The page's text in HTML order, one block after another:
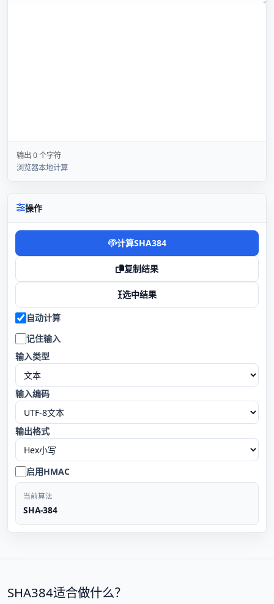
操作
计算SHA384
复制结果
选中结果
自动计算
记住输入
输入类型
输入编码
输出格式
启用HMAC
当前算法
SHA-384
输出 0 个字符
浏览器本地计算
SHA384适合做什么？